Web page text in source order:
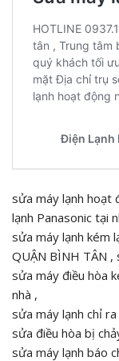
sửa máy lạnh hoạt
lạnh Panasonic tại
sửa máy lạnh kém
QUẬN BÌNH TÂN ,
sửa máy điều hòa
nhà ,
sửa máy lạnh chỉ
sửa điều hòa bị
sửa máy lạnh báo